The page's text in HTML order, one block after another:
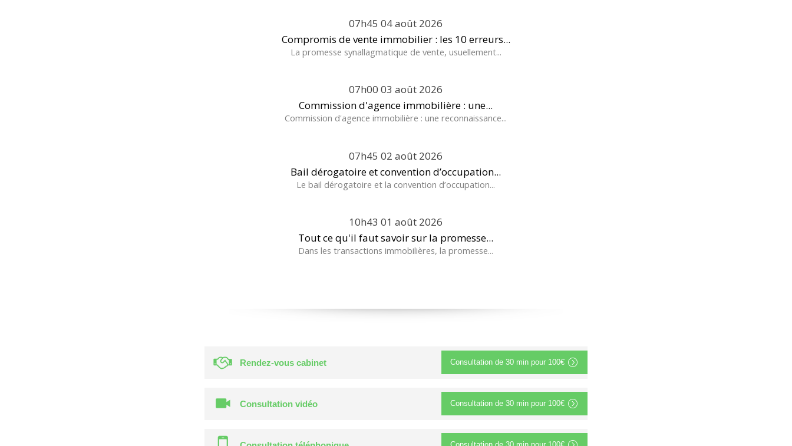
07h45 04août 2026
Compromis de vente immobilier : les 10 erreurs...
La promesse synallagmatique de vente, usuellement...
07h00 03 août 2026
Commission d'agence immobilière : une...
Commission d'agence immobilière : une reconnaissance...
07h45 02 août 2026
Bail dérogatoire et convention d’occupation...
Le bail dérogatoire et la convention d’occupation...
10h43 01 août 2026
Tout ce qu'il faut savoir sur la promesse...
Dans les transactions immobilières, la promesse...
Rendez-vous cabinet Consultation de 30 min pour 100€
Consultation vidéo Consultation de 30 min pour 100€